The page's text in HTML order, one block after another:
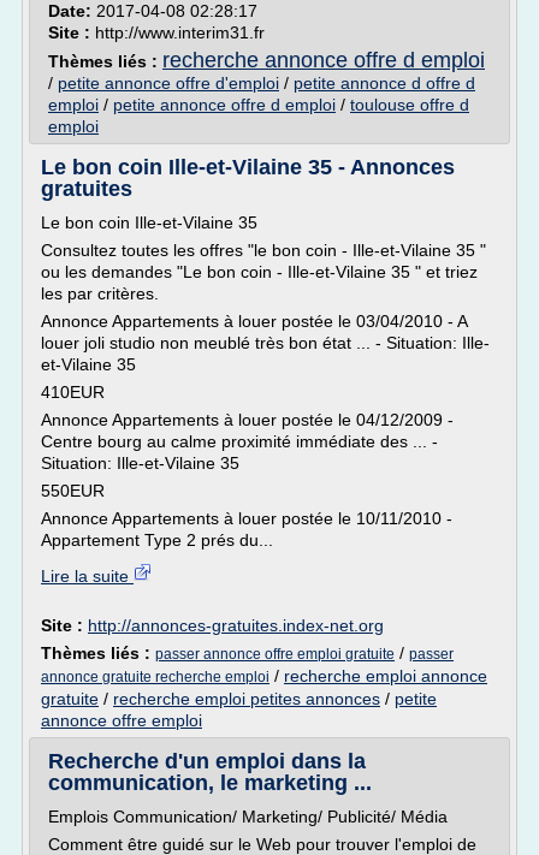
Date: 2017-04-08 02:28:17
Site : http://www.interim31.fr
Thèmes liés : recherche annonce offre d emploi
/ petite annonce offre d'emploi / petite annonce d offre d
emploi / petite annonce offre d emploi / toulouse offre d
emploi
Le bon coin Ille-et-Vilaine 35 - Annonces
gratuites
Le bon coin Ille-et-Vilaine 35
Consultez toutes les offres "le bon coin - Ille-et-Vilaine 35 "
ou les demandes "Le bon coin - Ille-et-Vilaine 35 " et triez
les par critères.
Annonce Appartements à louer postée le 03/04/2010 - A
louer joli studio non meublé très bon état ... - Situation: Ille-
et-Vilaine 35
410EUR
Annonce Appartements à louer postée le 04/12/2009 -
Centre bourg au calme proximité immédiate des ... -
Situation: Ille-et-Vilaine 35
550EUR
Annonce Appartements à louer postée le 10/11/2010 -
Appartement Type 2 prés du...
Lire la suite
Site : http://annonces-gratuites.index-net.org
Thèmes liés : passer annonce offre emploi gratuite / passer
annonce gratuite recherche emploi / recherche emploi annonce
gratuite / recherche emploi petites annonces / petite
annonce offre emploi
Recherche d'un emploi dans la
communication, le marketing ...
Emplois Communication/ Marketing/ Publicité/ Média
Comment être guidé sur le Web pour trouver l'emploi de